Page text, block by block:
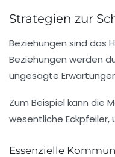
Strategien zur
Beziehungen sind das
Beziehungen werden
ungesagte
Zum Beispiel kann die
wesentliche
Essenzielle